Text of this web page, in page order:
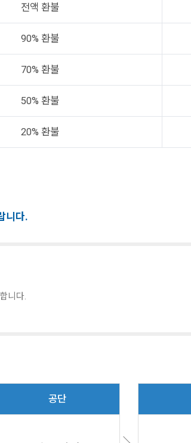
전액 환불
90% 환불
70% 환불
50% 환불
20% 환불
니다.
니다.
공단